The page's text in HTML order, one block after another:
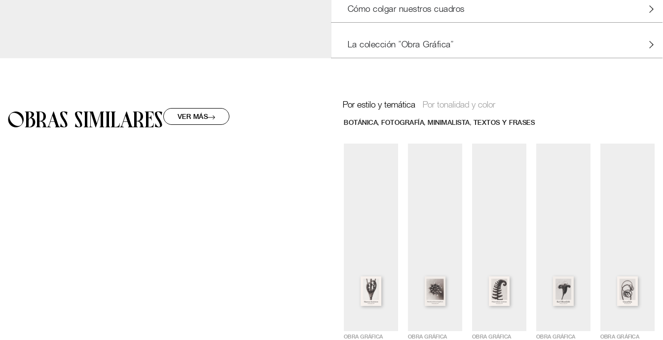
Cómo colgar nuestros cuadros
La colección "Obra Gráfica"
OBRAS SIMILARES VER MÁS
Por estilo y temática Por tonalidad y color
BOTÁNICA, FOTOGRAFÍA, MINIMALISTA, TEXTOS Y FRASES
OBRA GRÁFICA OBRA GRÁFICA OBRA GRÁFICA OBRA GRÁFICA OBRA GRÁFICA